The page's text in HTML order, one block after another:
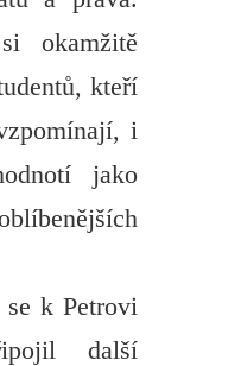
okamžitě
kteří
i
jako
k Petrovi
další